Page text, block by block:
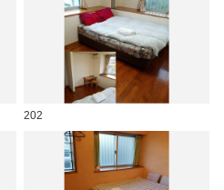
202